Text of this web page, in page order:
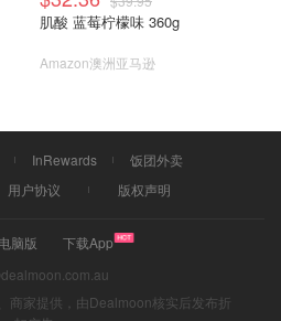
肌酸 蓝莓柠檬味 360g
Amazon澳洲亚马逊
InRewards
饭团外卖
用户协议 版权声明
电脑版
下载App
商家提供，由Dealmoon核实后发布折